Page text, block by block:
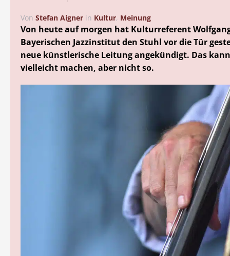
Von Stefan Aigner in Kultur, Meinung
Von heute auf morgen hat Kulturreferent
Bayerischen Jazzinstitut den Stuhl vor die Tür
neue künstlerische Leitung angekündigt. Das
vielleicht machen, aber nicht so.